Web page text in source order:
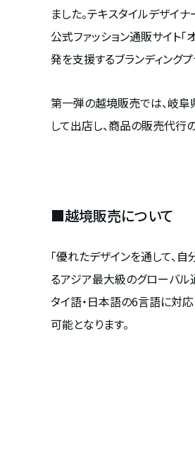
ました。テキスタイルデザイ
公式ファッション通販サイト
発を支援するブランディング
第一弾の越境販売では、岐阜
して出店し、商品の販売代行
■越境販売について
「優れたデザインを通して、
るアジア最大級のグローバル
タイ語・日本語の6言語に対
可能となります。